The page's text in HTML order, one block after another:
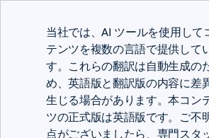
当社では、AI ツールを使用して
テンツを複数の言語で提供して
す。これらの翻訳は自動生成の
め、英語版と翻訳版の内容に差
生じる場合があります。本コン
ツの正式版は英語版です。ご不
点がございましたら、専門スタ